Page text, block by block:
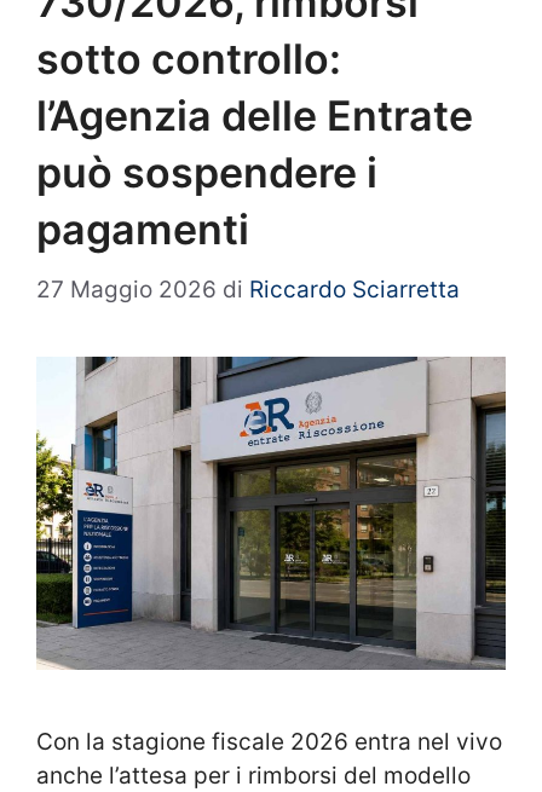
sotto controllo:
l’Agenzia delle Entrate
può sospendere i
pagamenti
27 Maggio 2026 di Riccardo Sciarretta
Con la stagione fiscale 2026 entra nel vivo
anche l’attesa per i rimborsi del modello